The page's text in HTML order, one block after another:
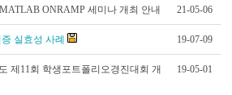
ONRAMP 세미나 개최 안내 21-05-06
실효성 사례 19-07-09
제11회 학생포트폴리오경진대회 개
19-05-01